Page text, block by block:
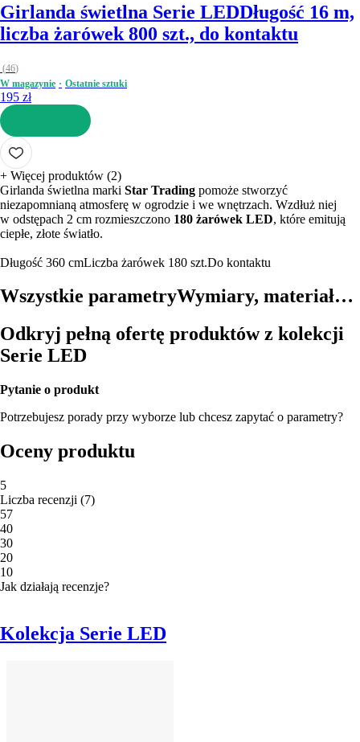
Girlanda świetlna Serie LEDDługość 16 m,
liczba żarówek 800 szt., do kontaktu
(46)
W magazynie
Ostatnie sztuki
195 zł
DO KOSZYKA
+ Więcej produktów (2)
Girlanda świetlna marki Star Trading pomoże stworzyć
niezapomnianą atmosferę w ogrodzie i we wnętrzach. Wzdłuż niej
w odstępach 2 cm rozmieszczono 180 żarówek LED, które emitują
ciepłe, złote światło.
Długość 360 cmLiczba żarówek 180 szt.Do kontaktu
Wszystkie parametryWymiary, materiał…
Odkryj pełną ofertę produktów z kolekcji
Serie LED
Pytanie o produkt
Potrzebujesz porady przy wyborze lub chcesz zapytać o parametry?
Oceny produktu
5
Liczba recenzji (7)
57
40
30
20
10
Jak działają recenzje?
Kolekcja Serie LED